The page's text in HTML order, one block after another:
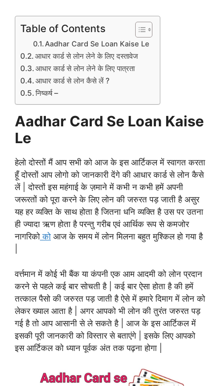
Table of Contents
Aadhar Card Se Loan Kaise Le
आधार कार्ड से लोन लेने के लिए दस्तावेज
आधार कार्ड से लोन लेने के लिए पात्रता
आधार कार्ड से लोन कैसे लें ?
निष्कर्ष –
Aadhar Card Se Loan Kaise
Le
हेलो दोस्तों मैं आप सभी को आज के इस आर्टिकल में स्वागत करता
हूँ दोस्तों आप लोगो को जानकारी देंगे की आधार कार्ड से लोन कैसे
लें | दोस्तों इस महंगाई के ज़माने में कभी न कभी हमें अपनी
जरूरतों को पूरा करने के लिए लोन की जरुरत पड़ जाती है असुर
यह हर व्यक्ति के साथ होता है जितना धनि व्यक्ति है उस पर उतना
ही ज्यादा ऋण होता है परन्तु गरीब एवं आर्थिक रूप से कमजोर
नागरिको को आज के समय में लोन मिलना बहुत मुश्किल हो गया है
वर्त्तमान में कोई भी बैंक या कंपनी एक आम आदमी को लोन प्रदान
करने से पहले कई बार सोचती है | कई बार ऐसा होता है की हमें
तत्काल पैसो की जरुरत पड़ जाती है ऐसे में हमारे दिमाग में लोन को
लेकर ख्याल आता है | अगर आपको भी लोन की तुरंत जरुरत पड़
गई है तो आप आसानी से ले सकते है | आज के इस आर्टिकल में
इसकी पूरी जानकारी को विस्तार से बताएंगे | इसके लिए आपको
इस आर्टिकल को ध्यान पूर्वक अंत तक पढ़ना होगा |